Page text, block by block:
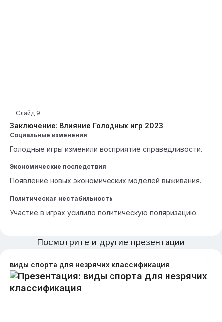
Заключение: Влияние Голодных игр 2023
Слайд 9
Социальные изменения
Голодные игры изменили восприятие справедливости.
Экономические последствия
Появление новых экономических моделей выживания.
Политическая нестабильность
Участие в играх усилило политическую поляризацию.
Посмотрите и другие презентации
виды спорта для незрячих классификация